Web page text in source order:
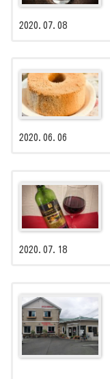
2020.07.08
2020.06.06
2020.07.18